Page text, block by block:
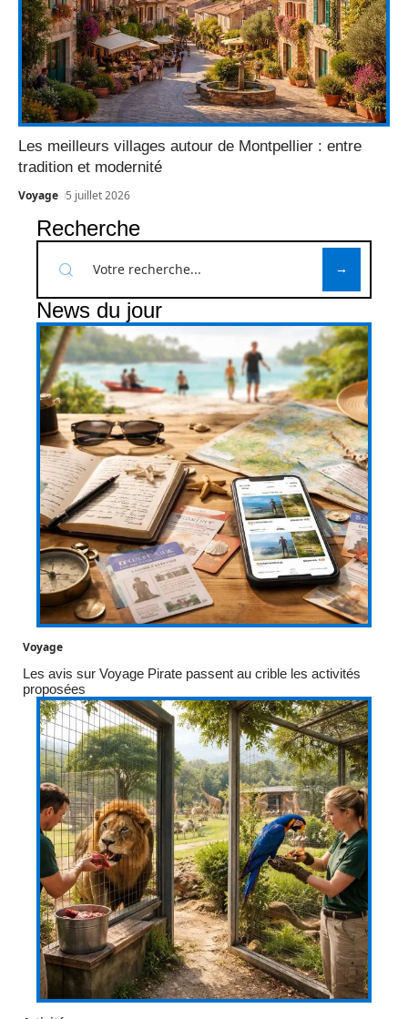
Les meilleurs villages autour de Montpellier : entre
tradition et modernité
Voyage 5 juillet 2026
Recherche
News du jour
Voyage
Les avis sur Voyage Pirate passent au crible les activités
proposées